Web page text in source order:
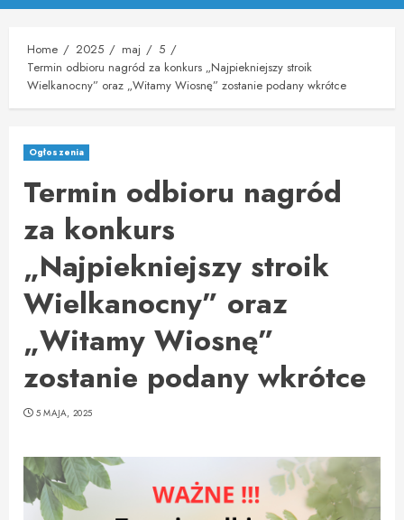
Menu
Home 2025 maj
5
Termin odbioru nagród za konkurs „Najpiekniejszy stroik
Wielkanocny” oraz „Witamy Wiosnę” zostanie podany wkrótce
Ogłoszenia
Termin odbioru nagród
za konkurs
„Najpiekniejszy stroik
Wielkanocny” oraz
„Witamy Wiosnę”
zostanie podany wkrótce
5 MAJA, 2025